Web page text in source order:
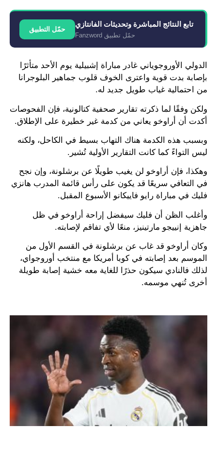
تابع النتائج المباشرة وتحديثات الفانتازي
حمّل تطبيق Fanzword
حمّل التطبيق
الدولي الأوروجوياني غادر مباراة إشبيلية يوم الأحد متأثرًا
بإصابة بدت قوية واعترى الخوف قلوب جماهير البلوجرانا
من احتمالية غياب طويل جديد له.
ولكن وفقًا لما ذكرته تقارير صحفية كتالونية، فإن الفحوصات
أكدت أن أراوخو يعاني من كدمة غير خطيرة على الإطلاق.
وبسبب هذه الكدمة هناك التهاب بسيط في الكاحل، ولكنه
ليس التواءً كما كانت التقارير الأولية تُشير.
وهكذا، فإن أراوخو لن يغيب طويلًا عن برشلونة، وإن نجح
في التعافي سريعًا قد يكون على رأس قائمة المدرب هانزي
فليك في مباراة رايو فاييكانو الأسبوع المقبل.
وأغلب الظن أن فليك سيفضل إراحة أراوخو في ظل
جاهزية إنييجو مارتينيز، منعًا لأي تفاقم لإصابته.
وكان أراوخو قد غاب عن برشلونة في القسم الأول من
الموسم بعد إصابته في كوبا أمريكا مع منتخب أوروجواي،
لذلك فالنادي سيكون حذرًا للغاية معه خشية إصابة طويلة
أخرى تُنهي موسمه.